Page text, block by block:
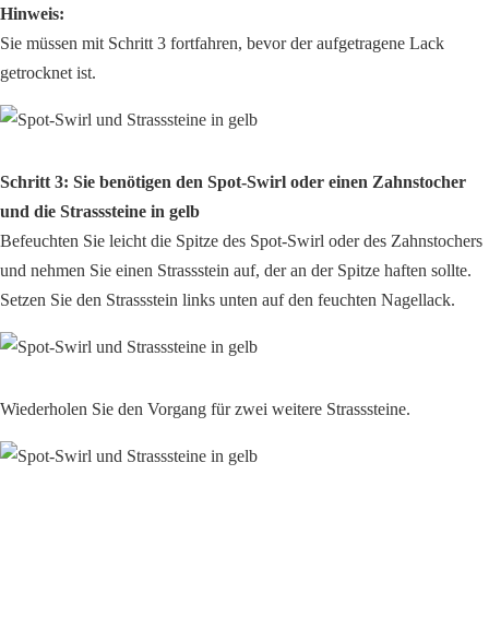
Hinweis:
Sie müssen mit Schritt 3 fortfahren, bevor der aufgetragene Lack
getrocknet ist.
Schritt 3: Sie benötigen den Spot-Swirl oder einen Zahnstocher
und die Strasssteine in gelb
Befeuchten Sie leicht die Spitze des Spot-Swirl oder des Zahnstochers
und nehmen Sie einen Strassstein auf, der an der Spitze haften sollte.
Setzen Sie den Strassstein links unten auf den feuchten Nagellack.
Wiederholen Sie den Vorgang für zwei weitere Strasssteine.